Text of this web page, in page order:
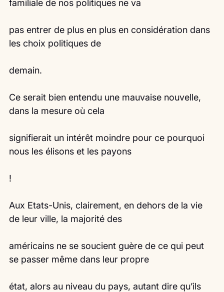
familiale de nos politiques ne va
pas entrer de plus en plus en considération dans
les choix politiques de
demain.
Ce serait bien entendu une mauvaise nouvelle,
dans la mesure où cela
signifierait un intérêt moindre pour ce pourquoi
nous les élisons et les payons
!
Aux Etats-Unis, clairement, en dehors de la vie
de leur ville, la majorité des
américains ne se soucient guère de ce qui peut
se passer même dans leur propre
état, alors au niveau du pays, autant dire qu’ils